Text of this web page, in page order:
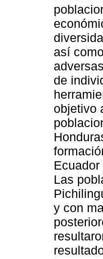
así
de
objetivo
Las
y con